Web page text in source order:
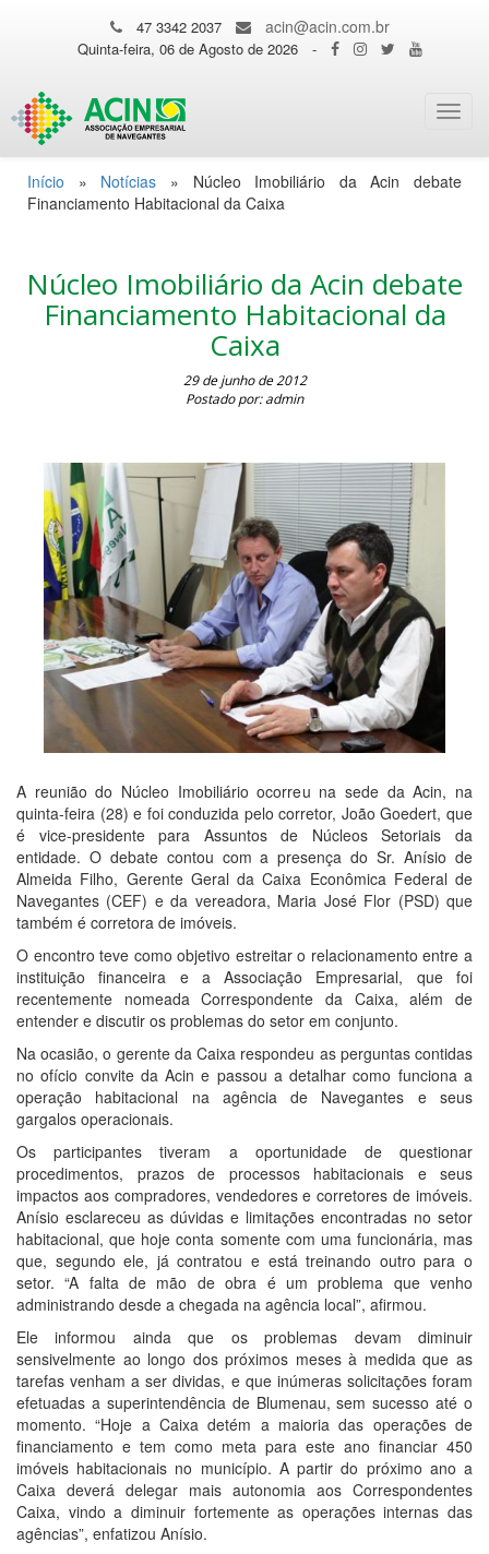
47 3342 2037 acin@acin.com.br
Quinta-feira, 06 de Agosto de 2026 -
Início » Notícias » Núcleo Imobiliário da Acin debate
Financiamento Habitacional da Caixa
Núcleo Imobiliário da Acin debate
Financiamento Habitacional da
Caixa
29 de junho de 2012
Postado por: admin
A reunião do Núcleo Imobiliário ocorreu na sede da Acin, na
quinta-feira (28) e foi conduzida pelo corretor, João Goedert, que
é vice-presidente para Assuntos de Núcleos Setoriais da
entidade. O debate contou com a presença do Sr. Anísio de
Almeida Filho, Gerente Geral da Caixa Econômica Federal de
Navegantes (CEF) e da vereadora, Maria José Flor (PSD) que
também é corretora de imóveis.
O encontro teve como objetivo estreitar o relacionamento entre a
instituição financeira e a Associação Empresarial, que foi
recentemente nomeada Correspondente da Caixa, além de
entender e discutir os problemas do setor em conjunto.
Na ocasião, o gerente da Caixa respondeu as perguntas contidas
no ofício convite da Acin e passou a detalhar como funciona a
operação habitacional na agência de Navegantes e seus
gargalos operacionais.
Os participantes tiveram a oportunidade de questionar
procedimentos, prazos de processos habitacionais e seus
impactos aos compradores, vendedores e corretores de imóveis.
Anísio esclareceu as dúvidas e limitações encontradas no setor
habitacional, que hoje conta somente com uma funcionária, mas
que, segundo ele, já contratou e está treinando outro para o
setor. “A falta de mão de obra é um problema que venho
administrando desde a chegada na agência local”, afirmou.
Ele informou ainda que os problemas devam diminuir
sensivelmente ao longo dos próximos meses à medida que as
tarefas venham a ser dividas, e que inúmeras solicitações foram
efetuadas a superintendência de Blumenau, sem sucesso até o
momento. “Hoje a Caixa detém a maioria das operações de
financiamento e tem como meta para este ano financiar 450
imóveis habitacionais no município. A partir do próximo ano a
Caixa deverá delegar mais autonomia aos Correspondentes
Caixa, vindo a diminuir fortemente as operações internas das
agências”, enfatizou Anísio.